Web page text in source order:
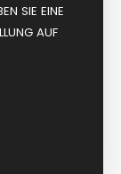
SIE EINE
AUF